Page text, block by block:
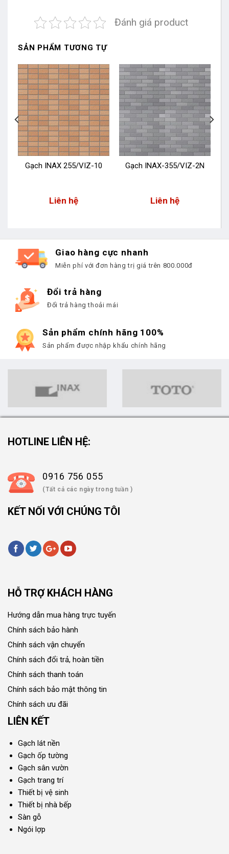
Đánh giá product
SẢN PHẨM TƯƠNG TỰ
Gạch INAX 255/VIZ-10
Liên hệ
Gạch INAX-355/VIZ-2N
Liên hệ
Giao hàng cực nhanh
Miễn phí với đơn hàng trị giá trên 800.000đ
Đổi trả hàng
Đổi trả hàng thoải mái
Sản phẩm chính hãng 100%
Sản phẩm được nhập khẩu chính hãng
HOTLINE LIÊN HỆ:
0916 756 055
(Tất cả các ngày trong tuần )
KẾT NỐI VỚI CHÚNG TÔI
HỖ TRỢ KHÁCH HÀNG
Hướng dẫn mua hàng trực tuyến
Chính sách bảo hành
Chính sách vận chuyển
Chính sách đổi trả, hoàn tiền
Chính sách thanh toán
Chính sách bảo mật thông tin
Chính sách ưu đãi
LIÊN KẾT
Gạch lát nền
Gạch ốp tường
Gạch sân vườn
Gạch trang trí
Thiết bị vệ sinh
Thiết bị nhà bếp
Sàn gỗ
Ngói lợp